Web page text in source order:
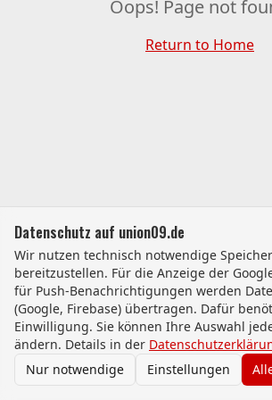
Oops! Page not
Return to Home
Datenschutz auf union09.de
Wir nutzen technisch notwendige
bereitzustellen. Für die Anzeige der
für Push-Benachrichtigungen werden
(Google, Firebase) übertragen. Dafür
Einwilligung. Sie können Ihre Auswahl
ändern. Details in der
Nur notwendige
Einstellungen